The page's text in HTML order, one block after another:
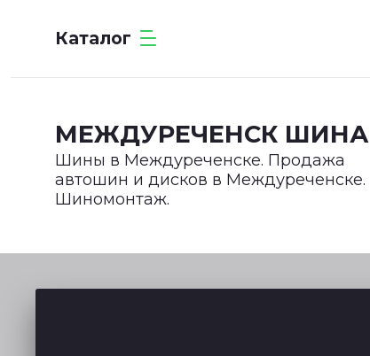
Каталог
МЕЖДУРЕЧЕНСК ШИНА
Шины в Междуреченске. Продажа
автошин и дисков в Междуреченске.
Шиномонтаж.